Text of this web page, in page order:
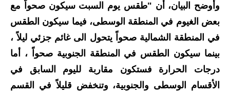
المرحلة الابتدائية
المرحلة المتوسطة
المرحلة الاعدادية
اسئلة وزارية
وأوضح البيان، أن "طقس يوم السبت سيكون صحواً مع
بعض الغيوم في المنطقة الوسطى، فيما سيكون الطقس
في المنطقة الشمالية صحواً يتحول الى غائم جزئي ليلاً ،
بينما سيكون الطقس في المنطقة الجنوبية صحواً ، أما
درجات الحرارة فستكون مقاربة لليوم السابق في
الأقسام الوسطى والجنوبية، وتنخفض قليلاً في القسم